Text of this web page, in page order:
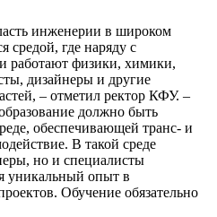
инженерии в широком
средой, где наряду с
работают физики, химики,
дизайнеры и другие
– отметил ректор КФУ. –
должно быть
обеспечивающей транс- и
В такой среде
но и специалисты
уникальный опыт в
Обучение обязательно